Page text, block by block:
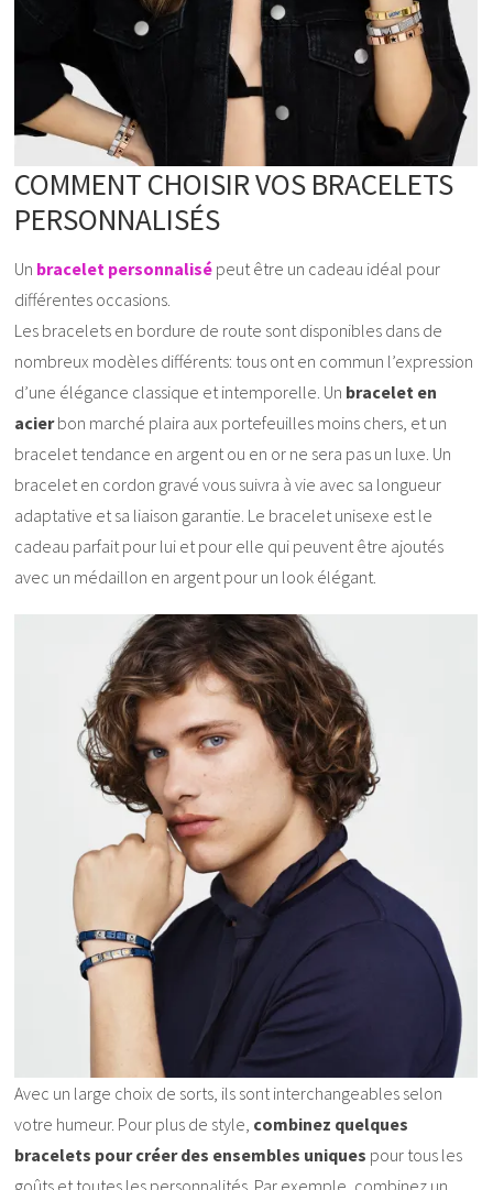
COMMENT CHOISIR VOS BRACELETS
PERSONNALISÉS
Un bracelet personnalisé peut être un cadeau idéal pour
différentes occasions.
Les bracelets en bordure de route sont disponibles dans de
nombreux modèles différents: tous ont en commun l’expression
d’une élégance classique et intemporelle. Un bracelet en
acierbon marché plaira aux portefeuilles moins chers, et un
bracelet tendance en argent ou en or ne sera pas un luxe. Un
bracelet en cordon gravé vous suivra à vie avec sa longueur
adaptative et sa liaison garantie. Le bracelet unisexe est le
cadeau parfait pour lui et pour elle qui peuvent être ajoutés
avec un médaillon en argent pour un look élégant.
Avec un large choix de sorts, ils sont interchangeables selon
votre humeur. Pour plus de style, combinez quelques
bracelets pour créer des ensembles uniques pour tous les